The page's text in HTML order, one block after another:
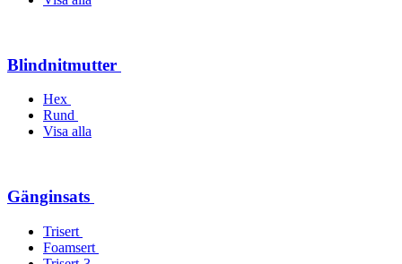
Blindnitmutter
Hex
Rund
Visa alla
Gänginsats
Trisert
Foamsert